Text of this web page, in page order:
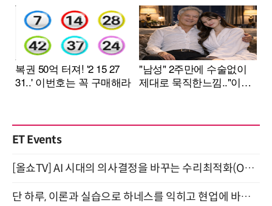
ET Events
[올쇼TV] AI 시대의 의사결정을 바꾸는 수리최적화(Optimization) 소개 (8/20 생방송)
단 하루, 이론과 실습으로 하네스를 익히고 현업에 바로 쓰는 핸즈온 워크숍 (8/20)